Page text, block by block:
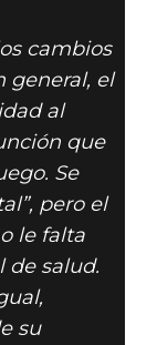
cambios
general, el
al
que
Se
pero el
le falta
de salud.
su